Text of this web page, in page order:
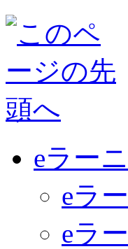
eラー
eラ
eラ